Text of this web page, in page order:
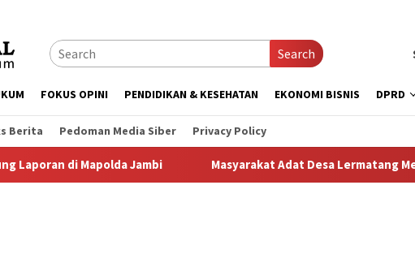
Search
FOKUS OPINI PENDIDIKAN & KESEHATAN EKONOMI BISNIS DPRD
Berita Pedoman Media Siber Privacy Policy
Masyarakat Adat Desa Lermatang Menanti Pembayaran Lahan: